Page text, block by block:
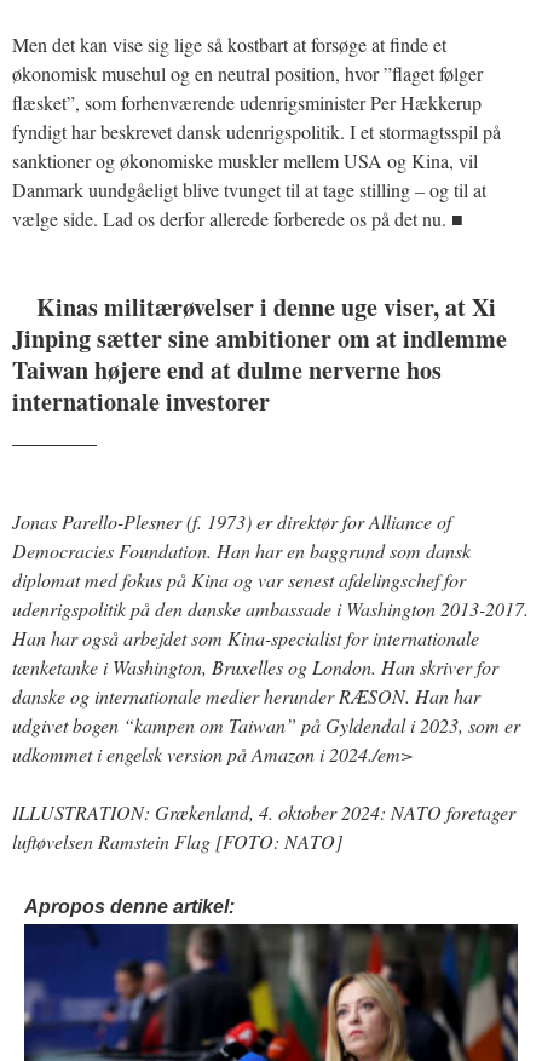
Men det kan vise sig lige så kostbart at forsøge at finde et
økonomisk musehul og en neutral position, hvor ”flaget følger
flæsket”, som forhenværende udenrigsminister Per Hækkerup
fyndigt har beskrevet dansk udenrigspolitik. I et stormagtsspil på
sanktioner og økonomiske muskler mellem USA og Kina, vil
Danmark uundgåeligt blive tvunget til at tage stilling – og til at
vælge side. Lad os derfor allerede forberede os på det nu. ■
Kinas militærøvelser i denne uge viser, at Xi
Jinping sætter sine ambitioner om at indlemme
Taiwan højere end at dulme nerverne hos
internationale investorer
Jonas Parello-Plesner (f. 1973) er direktør for Alliance of
Democracies Foundation. Han har en baggrund som dansk
diplomat med fokus på Kina og var senest afdelingschef for
udenrigspolitik på den danske ambassade i Washington 2013-2017.
Han har også arbejdet som Kina-specialist for internationale
tænketanke i Washington, Bruxelles og London. Han skriver for
danske og internationale medier herunder RÆSON. Han har
udgivet bogen “kampen om Taiwan” på Gyldendal i 2023, som er
udkommet i engelsk version på Amazon i 2024./em>
ILLUSTRATION: Grækenland, 4. oktober 2024: NATO foretager
luftøvelsen Ramstein Flag [FOTO: NATO]
Apropos denne artikel: